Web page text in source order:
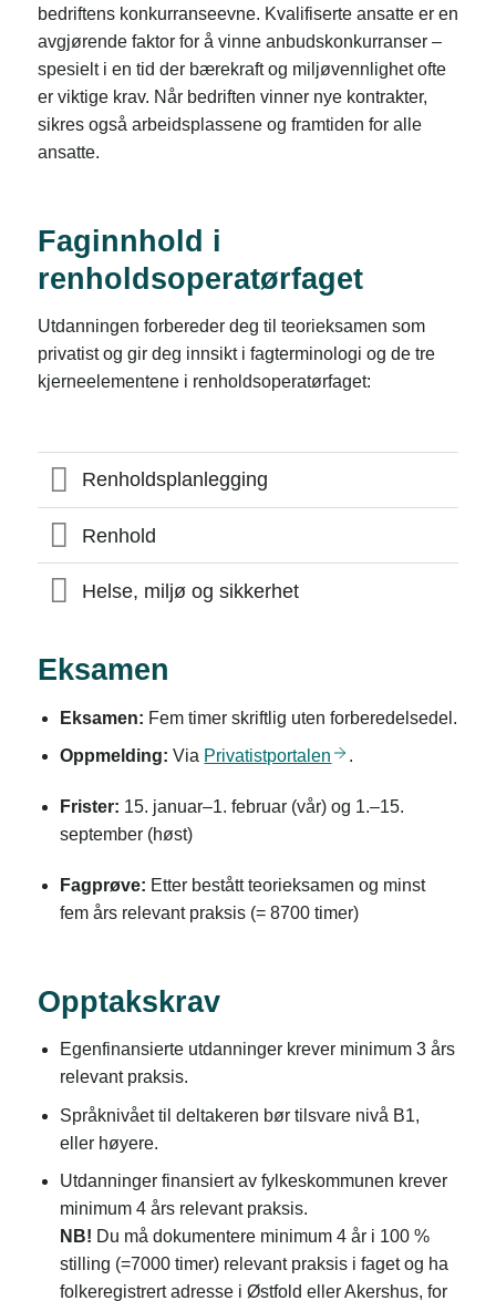
bedriftens konkurranseevne. Kvalifiserte ansatte er en
avgjørende faktor for å vinne anbudskonkurranser –
spesielt i en tid der bærekraft og miljøvennlighet ofte
er viktige krav. Når bedriften vinner nye kontrakter,
sikres også arbeidsplassene og framtiden for alle
ansatte.
Faginnhold i
renholdsoperatørfaget
Utdanningen forbereder deg til teorieksamen som
privatist og gir deg innsikt i fagterminologi og de tre
kjerneelementene i renholdsoperatørfaget:
Renholdsplanlegging
Renhold
Helse, miljø og sikkerhet
Eksamen
Eksamen: Fem timer skriftlig uten forberedelsedel.
Oppmelding: Via Privatistportalen .
Frister: 15. januar–1. februar (vår) og 1.–15.
september (høst)
Fagprøve: Etter bestått teorieksamen og minst
fem års relevant praksis (= 8700 timer)
Opptakskrav
Egenfinansierte utdanninger krever minimum 3 års
relevant praksis.
Språknivået til deltakeren bør tilsvare nivå B1,
eller høyere.
Utdanninger finansiert av fylkeskommunen krever
minimum 4 års relevant praksis.
NB! Du må dokumentere minimum 4 år i 100 %
stilling (=7000 timer) relevant praksis i faget og ha
folkeregistrert adresse i Østfold eller Akershus, for